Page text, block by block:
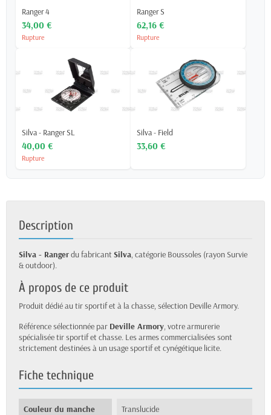
Ranger 4
34,00 €
Rupture
Ranger S
62,16 €
Rupture
Silva - Ranger SL
40,00 €
Rupture
Silva - Field
33,60 €
Description
Silva - Rangerdu fabricant Silva, catégorie Boussoles (rayon Survie
& outdoor).
À propos de ce produit
Produit dédié au tir sportif et à la chasse, sélection Deville Armory.
Référence sélectionnée par Deville Armory, votre armurerie
spécialisée tir sportif et chasse. Les armes commercialisées sont
strictement destinées à un usage sportif et cynégétique licite.
Fiche technique
Couleur du manche Translucide